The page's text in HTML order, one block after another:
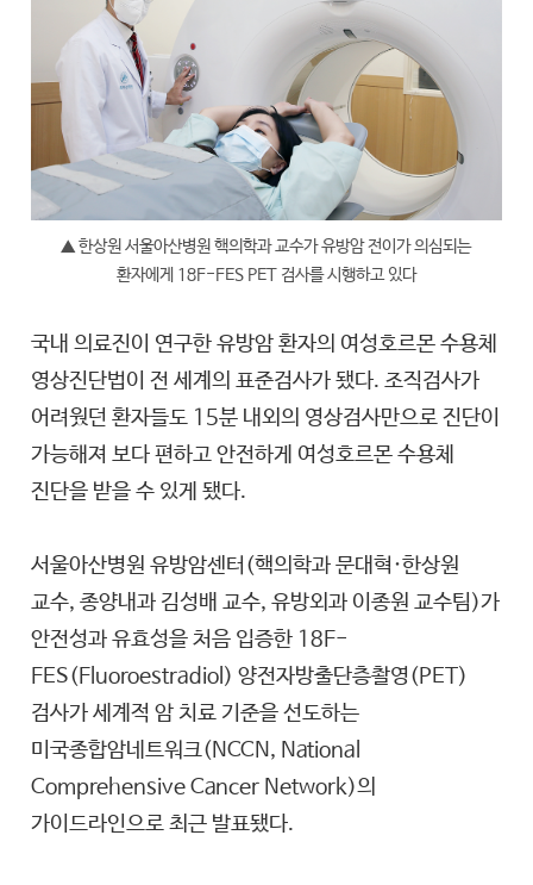
▲ 한상원 서울아산병원 핵의학과 교수가 유방암 전이가 의심되는
환자에게 18F-FES PET 검사를 시행하고 있다
국내 의료진이 연구한 유방암 환자의 여성호르몬 수용체
영상진단법이 전 세계의 표준검사가 됐다. 조직검사가
어려웠던 환자들도 15분 내외의 영상검사만으로 진단이
가능해져 보다 편하고 안전하게 여성호르몬 수용체
진단을 받을 수 있게 됐다.
서울아산병원 유방암센터(핵의학과 문대혁·한상원
교수, 종양내과 김성배 교수, 유방외과 이종원 교수팀)가
안전성과 유효성을 처음 입증한 18F-
FES(Fluoroestradiol) 양전자방출단층촬영(PET)
검사가 세계적 암 치료 기준을 선도하는
미국종합암네트워크(NCCN, National
Comprehensive Cancer Network)의
가이드라인으로 최근 발표됐다.